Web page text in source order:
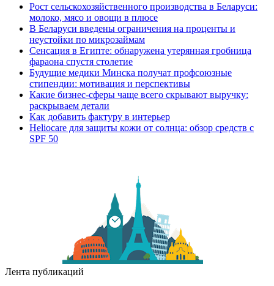
Рост сельскохозяйственного производства в Беларуси:
молоко, мясо и овощи в плюсе
В Беларуси введены ограничения на проценты и
неустойки по микрозаймам
Сенсация в Египте: обнаружена утерянная гробница
фараона спустя столетие
Будущие медики Минска получат профсоюзные
стипендии: мотивация и перспективы
Какие бизнес-сферы чаще всего скрывают выручку:
раскрываем детали
Как добавить фактуру в интерьер
Heliocare для защиты кожи от солнца: обзор средств с
SPF 50
Лента публикаций